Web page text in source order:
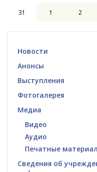
31 1 2
Новости
Анонсы
Выступления
Фотогалерея
Медиа
Видео
Аудио
Печатные
Сведения об